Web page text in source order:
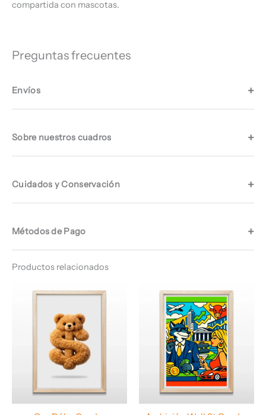
compartida con mascotas.
Preguntas frecuentes
Envíos
Sobre nuestros cuadros
Cuidados y Conservación
Métodos de Pago
Productos relacionados
de
de